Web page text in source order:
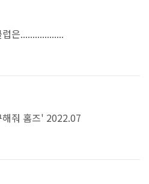
은..................
줘 홈즈' 2022.07